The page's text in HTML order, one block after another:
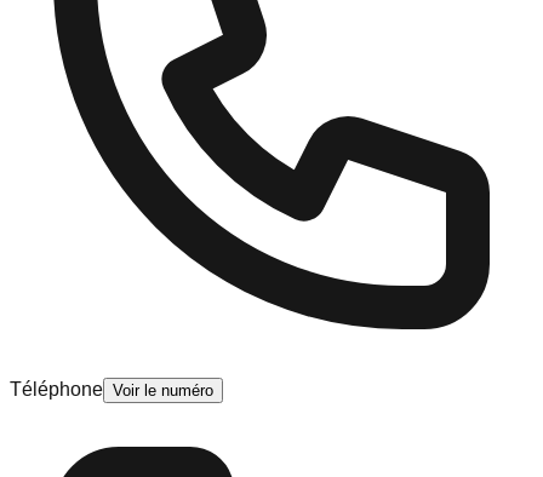
Téléphone Voir le numéro